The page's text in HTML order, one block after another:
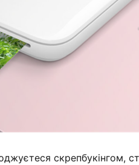
скрепбукінгом,